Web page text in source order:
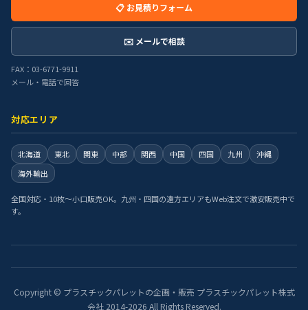
📋 お見積りフォーム
✉️ メールで相談
FAX：03-6771-9911
メール・電話で回答
対応エリア
北海道 東北 関東 中部 関西 中国 四国 九州
沖縄
海外輸出
全国対応・10枚〜小口販売OK。九州・四国の遠方エリアもWeb注文で激安販売中で
す。
Copyright © プラスチックパレットの企画・販売 プラスチックパレット株式
会社 2014-2026 All Rights Reserved.